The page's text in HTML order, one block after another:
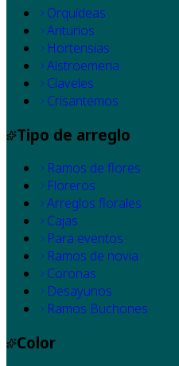
Orquídeas
Anturios
Hortensias
Alstroemeria
Claveles
Crisantemos
Tipo de arreglo
Ramos de flores
Floreros
Arreglos florales
Cajas
Para eventos
Ramos de novia
Coronas
Desayunos
Ramos Buchones
Color